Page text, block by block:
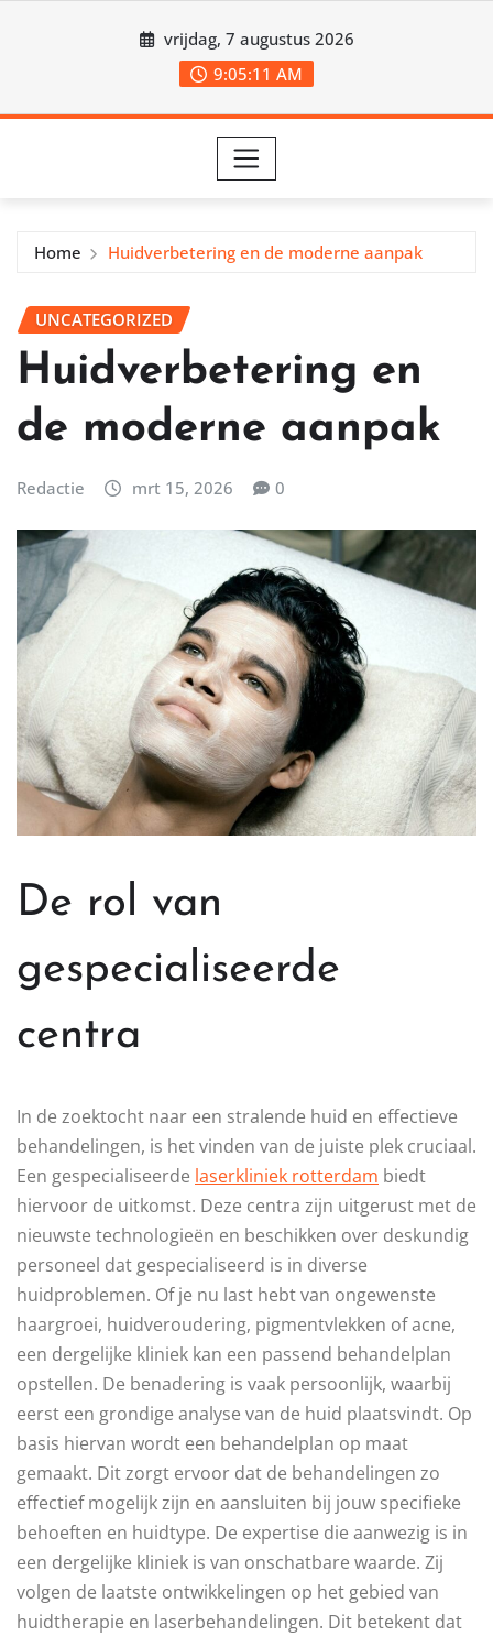
vrijdag, 7 augustus 2026
9:05:14 AM
Home Huidverbetering en de moderne aanpak
UNCATEGORIZED
Huidverbetering en
de moderne aanpak
Redactie mrt 15, 2026 0
De rol van
gespecialiseerde
centra
In de zoektocht naar een stralende huid en effectieve
behandelingen, is het vinden van de juiste plek cruciaal.
Een gespecialiseerde laserkliniek rotterdam biedt
hiervoor de uitkomst. Deze centra zijn uitgerust met de
nieuwste technologieën en beschikken over deskundig
personeel dat gespecialiseerd is in diverse
huidproblemen. Of je nu last hebt van ongewenste
haargroei, huidveroudering, pigmentvlekken of acne,
een dergelijke kliniek kan een passend behandelplan
opstellen. De benadering is vaak persoonlijk, waarbij
eerst een grondige analyse van de huid plaatsvindt. Op
basis hiervan wordt een behandelplan op maat
gemaakt. Dit zorgt ervoor dat de behandelingen zo
effectief mogelijk zijn en aansluiten bij jouw specifieke
behoeften en huidtype. De expertise die aanwezig is in
een dergelijke kliniek is van onschatbare waarde. Zij
volgen de laatste ontwikkelingen op het gebied van
huidtherapie en laserbehandelingen. Dit betekent dat